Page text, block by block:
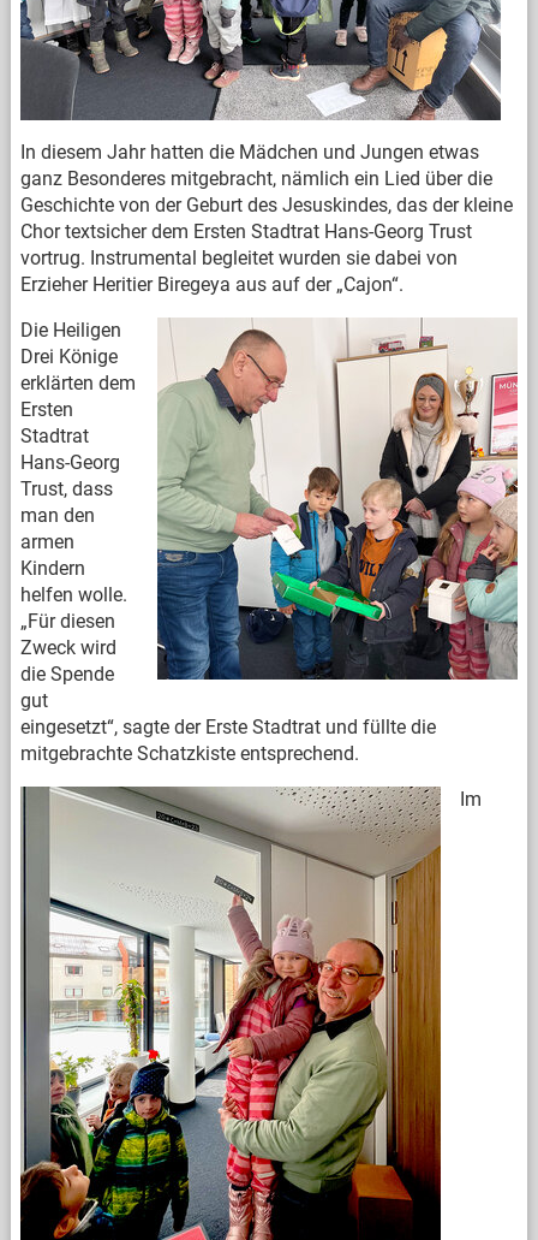
In diesem Jahr hatten die Mädchen und Jungen etwas
ganz Besonderes mitgebracht, nämlich ein Lied über die
Geschichte von der Geburt des Jesuskindes, das der kleine
Chor textsicher dem Ersten Stadtrat Hans-Georg Trust
vortrug. Instrumental begleitet wurden sie dabei von
Erzieher Heritier Biregeya aus auf der „Cajon“.
Die Heiligen
Drei Könige
erklärten dem
Ersten
Stadtrat
Hans-Georg
Trust, dass
man den
armen
Kindern
helfen wolle.
„Für diesen
Zweck wird
die Spende
gut
eingesetzt“, sagte der Erste Stadtrat und füllte die
mitgebrachte Schatzkiste entsprechend.
Im